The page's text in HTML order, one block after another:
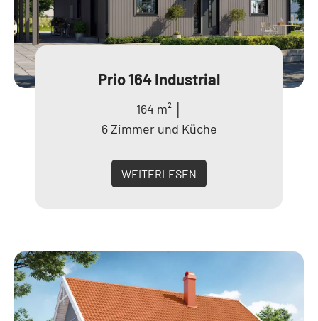
Prio 164 Industrial
164 m² │
6 Zimmer und Küche
WEITERLESEN